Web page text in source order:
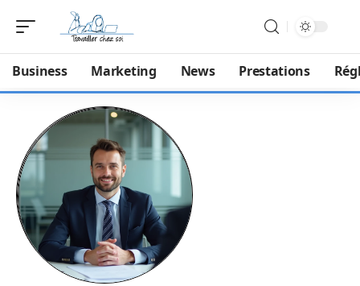
Business Marketing News Prestations